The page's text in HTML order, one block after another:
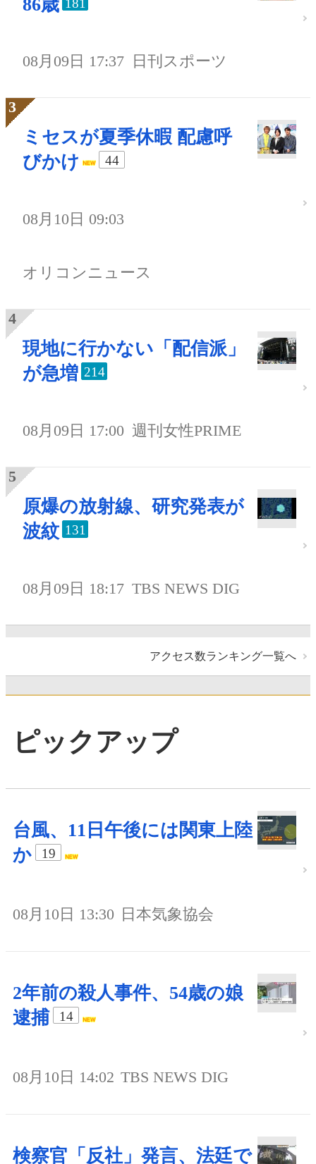
86歳
08月09日 17:37 日刊スポーツ
ミセスが夏季休暇 配慮呼
びかけ
44
08月10日 09:03
オリコンニュース
現地に行かない「配信派」
が急増 214
08月09日 17:00 週刊女性PRIME
原爆の放射線、研究発表が
波紋 131
08月09日 18:17 TBS NEWS DIG
アクセス数ランキング一覧へ
ピックアップ
台風、11日午後には関東上陸
か
19
08月10日 13:30 日本気象協会
2年前の殺人事件、54歳の娘
逮捕
14
08月10日 14:02 TBS NEWS DIG
検察官「反社」発言、法廷で